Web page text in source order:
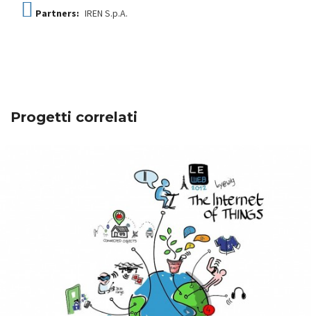
Partners: IREN S.p.A.
Progetti correlati